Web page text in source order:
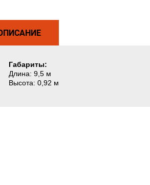
Габариты:
Длина: 9,5 м
Высота: 0,92 м